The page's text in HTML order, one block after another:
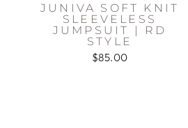
JUNIVA SOFT KNIT
SLEEVELESS
JUMPSUIT | RD
STYLE
$85.00